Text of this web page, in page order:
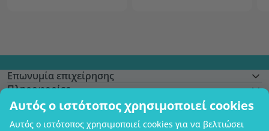
Αυτός ο ιστότοπος χρησιμοποιεί cookies
Αυτός ο ιστότοπος χρησιμοποιεί cookies για να βελτιώσει
Επωνυμία επιχείρησης
Πληροφορίες
Γίνετε μέλος
Βοήθεια και παραγγελίες